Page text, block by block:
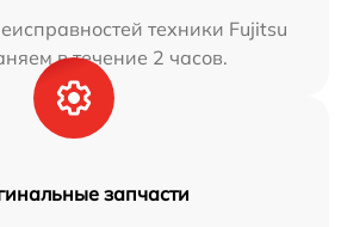
техники Fujitsu
в течение 2 часов.
запчасти